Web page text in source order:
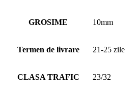
GROSIME 10mm
Termen de livrare 21-25 zile
CLASA TRAFIC 23/32